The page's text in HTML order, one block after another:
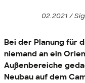
02.2021 /
Bei der Planung für
niemand an ein
Außenbereiche
Neubau auf dem